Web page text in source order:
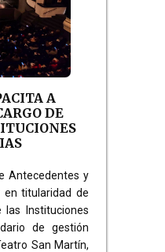
A
DE
Antecedentes y
en titularidad de
Instituciones
de gestión
San Martín,